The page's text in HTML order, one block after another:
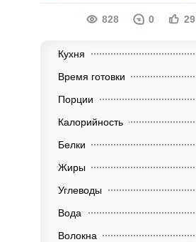
828 0 29
Кухня
Время готовки
Порции
Калорийность
Белки
Жиры
Углеводы
Вода
Волокна